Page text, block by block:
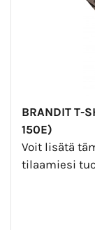
BRANDIT T-
150E)
Voit lisätä
tilaamiesi